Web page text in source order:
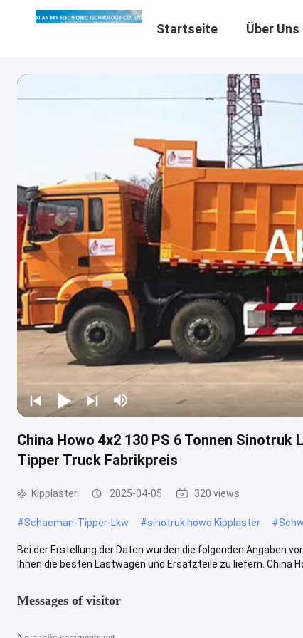
Startseite Über Uns
China Howo 4x2 130 PS 6 Tonnen
Tipper Truck Fabrikpreis
Kipplaster 2025-04-05 320 views
#Schacman-Tipper-Lkw #sinotruk howo Kipplaster #
Bei der Erstellung der Daten wurden die folgenden Angaben
Ihnen die besten Lastwagen und Ersatzteile zu liefern. China
Messages of visitor